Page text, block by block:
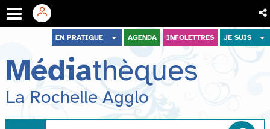
menu
contenu
recherche
EN PRATIQUE AGENDA INFOLETTRES JE SUIS
Médiathèques
La Rochelle Agglo